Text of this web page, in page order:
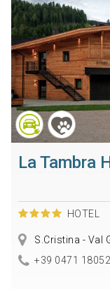
La Tambra
HOTEL
S.Cristina - Val
+39 0471